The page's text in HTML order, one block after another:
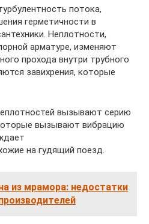
потока,
герметичности в
Неплотности,
арматуре, изменяют
прохода внутри трубного
завихрения, которые
вызывают серию
вызывают вибрацию
на гудящий поезд.
из мрамора: недостатки